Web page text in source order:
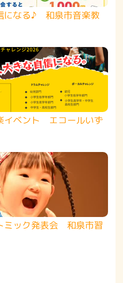
になる♪ 和泉市音楽教
イベント エコールいず
ミック発表会 和泉市習